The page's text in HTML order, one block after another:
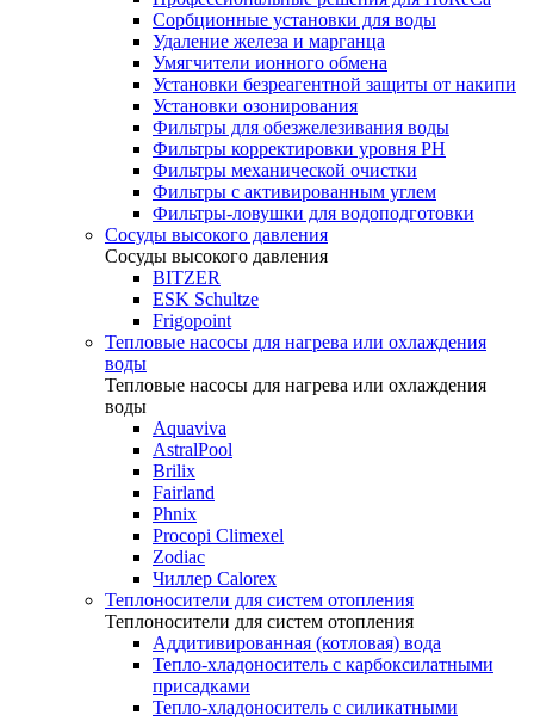
Сорбционные установки для воды
Удаление железа и марганца
Умягчители ионного обмена
Установки безреагентной защиты от накипи
Установки озонирования
Фильтры для обезжелезивания воды
Фильтры корректировки уровня PH
Фильтры механической очистки
Фильтры с активированным углем
Фильтры-ловушки для водоподготовки
Сосуды высокого давления
Сосуды высокого давления
BITZER
ESK Schultze
Frigopoint
Тепловые насосы для нагрева или охлаждения
воды
Тепловые насосы для нагрева или охлаждения
воды
Aquaviva
AstralPool
Brilix
Fairland
Phnix
Procopi Climexel
Zodiac
Чиллер Calorex
Теплоносители для систем отопления
Теплоносители для систем отопления
Аддитивированная (котловая) вода
Тепло-хладоноситель с карбоксилатными
присадками
Тепло-хладоноситель с силикатными